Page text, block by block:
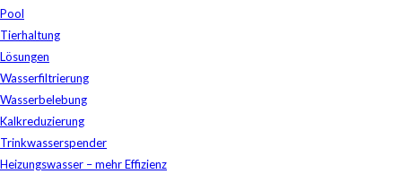
Pool
Tierhaltung
Lösungen
Wasserfiltrierung
Wasserbelebung
Kalkreduzierung
Trinkwasserspender
Heizungswasser – mehr Effizienz